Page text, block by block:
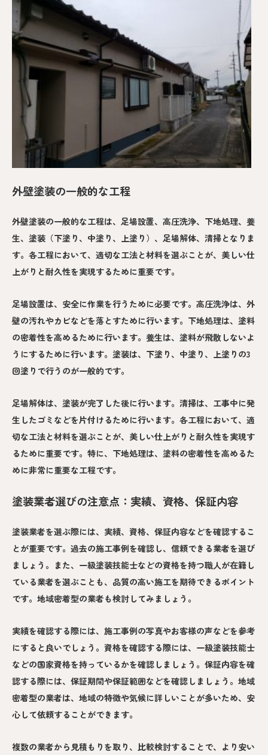
外壁塗装の一般的な工程
外壁塗装の一般的な工程は、足場設置、高圧洗浄、下地処理、養
生、塗装（下塗り、中塗り、上塗り）、足場解体、清掃となりま
す。各工程において、適切な工法と材料を選ぶことが、美しい仕
上がりと耐久性を実現するために重要です。
足場設置は、安全に作業を行うために必要です。高圧洗浄は、外
壁の汚れやカビなどを落とすために行います。下地処理は、塗料
の密着性を高めるために行います。養生は、塗料が飛散しないよ
うにするために行います。塗装は、下塗り、中塗り、上塗りの3
回塗りで行うのが一般的です。
足場解体は、塗装が完了した後に行います。清掃は、工事中に発
生したゴミなどを片付けるために行います。各工程において、適
切な工法と材料を選ぶことが、美しい仕上がりと耐久性を実現す
るために重要です。特に、下地処理は、塗料の密着性を高めるた
めに非常に重要な工程です。
塗装業者選びの注意点：実績、資格、保証内容
塗装業者を選ぶ際には、実績、資格、保証内容などを確認するこ
とが重要です。過去の施工事例を確認し、信頼できる業者を選び
ましょう。また、一級塗装技能士などの資格を持つ職人が在籍し
ている業者を選ぶことも、品質の高い施工を期待できるポイント
です。地域密着型の業者も検討してみましょう。
実績を確認する際には、施工事例の写真やお客様の声などを参考
にすると良いでしょう。資格を確認する際には、一級塗装技能士
などの国家資格を持っているかを確認しましょう。保証内容を確
認する際には、保証期間や保証範囲などを確認しましょう。地域
密着型の業者は、地域の特徴や気候に詳しいことが多いため、安
心して依頼することができます。
複数の業者から見積もりを取り、比較検討することで、より安い